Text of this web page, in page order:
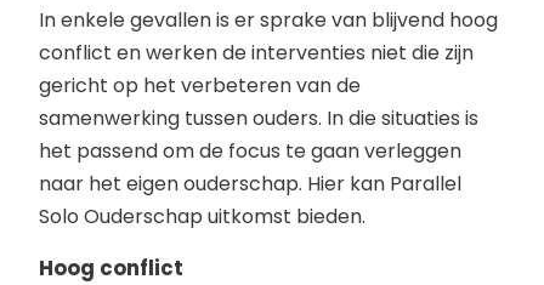
In enkele gevallen is er sprake van blijvend hoog
conflict en werken de interventies niet die zijn
gericht op het verbeteren van de
samenwerking tussen ouders. In die situaties is
het passend om de focus te gaan verleggen
naar het eigen ouderschap. Hier kan Parallel
Solo Ouderschap uitkomst bieden.
Hoog conflict